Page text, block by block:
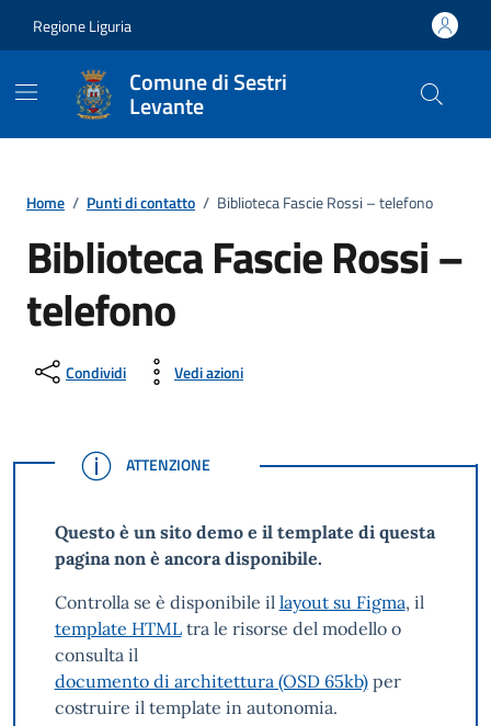
Regione Liguria
Comune di Sestri
Levante
Home / Punti di contatto / Biblioteca Fascie Rossi – telefono
Biblioteca Fascie Rossi –
telefono
Condividi Vedi azioni
ATTENZIONE
ATTENZIONE
Questo è un sito demo e il template di questa
pagina non è ancora disponibile.
Controlla se è disponibile il layout su Figma, il
template HTMLtra le risorse del modello o
consulta il
documento di architettura (OSD 65kb)per
costruire il template in autonomia.